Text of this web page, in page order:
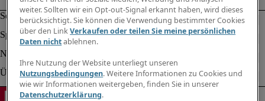
weiter. Sollten wir ein Opt-out-Signal erkannt haben, wird dieses
berücksichtigt. Sie können die Verwendung bestimmter Cookies
über den LinkVerkaufen oder teilen Sie meine persönlichen
Daten nichtablehnen.
Ihre Nutzung der Website unterliegt unseren
Nutzungsbedingungen. Weitere Informationen zu Cookies und
wie wir Informationen weitergeben, finden Sie in unserer
Datenschutzerklärung.